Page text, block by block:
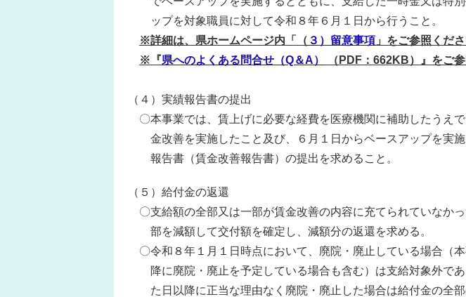
ップを対象職員に対して令和８年６月１日から行うこと。
※詳細は、県ホームページ内「（ ３）留意事項 」をご参照くださ
※『県へのよくある問合せ（Q＆A） （PDF：662KB）』をご参
（４）実績報告書の提出
〇本事業では、賃上げに必要な経費を医療機関に補助したうえ
金改善を実施したこと及び、６月１日からベースアップを実施
報告書（賃金改善報告書）の提出を求めること。
（５）給付金の返還
〇支給額の全部又は一部が賃金改善の内容に充てられていなか
部を減額して交付額を確定し、減額分の返還を求める。
〇令和８年１月１日時点において、廃院・廃止している場合（
降に廃院・廃止を予定している場合も含む）は支給対象外であ
た日以降に正当な理由なく廃院・廃止した場合は給付金の全部